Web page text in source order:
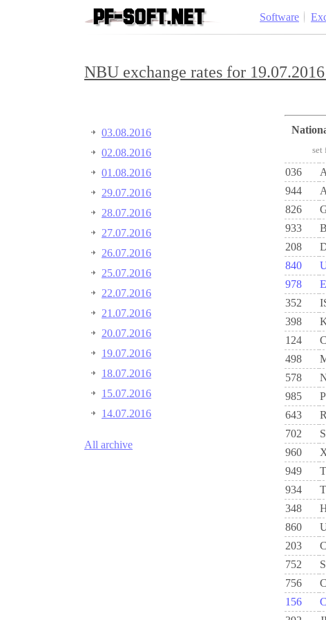
Software
NBU exchange rates for
03.08.2016
02.08.2016
01.08.2016
29.07.2016
28.07.2016
27.07.2016
26.07.2016
25.07.2016
22.07.2016
21.07.2016
20.07.2016
19.07.2016
18.07.2016
15.07.2016
14.07.2016
All archive
set
036
944
826
933
208
840
978
352
398
124
498
578
985
643
702
960
949
934
348
860
203
752
756
156